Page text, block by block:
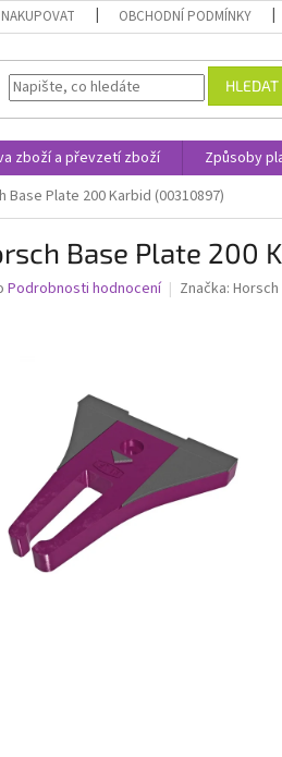
OBCHODNÍ PODMÍNKY
HLEDAT
zboží a převzetí zboží Způsoby
Base Plate 200 Karbid (00310897)
Base Plate 200
Podrobnosti hodnocení Značka: Horsch